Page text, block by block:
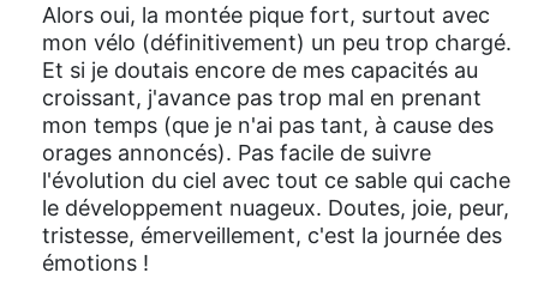
Alors oui, la montée pique fort, surtout avec
mon vélo (définitivement) un peu trop chargé.
Et si je doutais encore de mes capacités au
croissant, j'avance pas trop mal en prenant
mon temps (que je n'ai pas tant, à cause des
orages annoncés). Pas facile de suivre
l'évolution du ciel avec tout ce sable qui cache
le développement nuageux. Doutes, joie, peur,
tristesse, émerveillement, c'est la journée des
émotions !